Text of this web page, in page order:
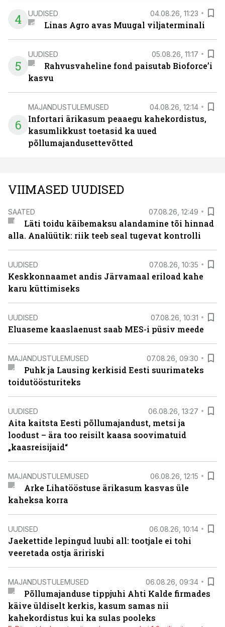
4 UUDISED 04.08.26, 11:23
Linas Agro avas Muugal viljaterminali
5
UUDISED 05.08.26, 11:17
Rahvusvaheline fond paisutab Bioforce’i
kasvu
6
MAJANDUSTULEMUSED 04.08.26, 12:14
Infortari ärikasum peaaegu kahekordistus,
kasumlikkust toetasid ka uued
põllumajandusettevõtted
VIIMASED UUDISED
SAATED 07.08.26, 12:49
Läti toidu käibemaksu alandamine tõi hinnad
alla. Analüütik: riik teeb seal tugevat kontrolli
UUDISED 07.08.26, 10:35
Keskkonnaamet andis Järvamaal eriload kahe
karu küttimiseks
UUDISED 07.08.26, 10:31
Eluaseme kaaslaenust saab MES-i püsiv meede
MAJANDUSTULEMUSED 07.08.26, 09:30
Puhk ja Lausing kerkisid Eesti suurimateks
toidutöösturiteks
UUDISED 06.08.26, 13:27
Aita kaitsta Eesti põllumajandust, metsi ja
loodust – ära too reisilt kaasa soovimatuid
„kaasreisijaid“
MAJANDUSTULEMUSED 06.08.26, 12:15
Arke Lihatööstuse ärikasum kasvas üle
kaheksa korra
UUDISED 06.08.26, 10:14
Jaekettide lepingud luubi all: tootjale ei tohi
veeretada ostja äririski
MAJANDUSTULEMUSED 06.08.26, 09:34
Põllumajanduse tippjuhi Ahti Kalde firmades
käive üldiselt kerkis, kasum samas nii
kahekordistus kui ka sulas pooleks